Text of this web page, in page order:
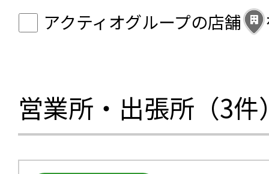
アクティオグループの店舗
営業所・出張所（3件